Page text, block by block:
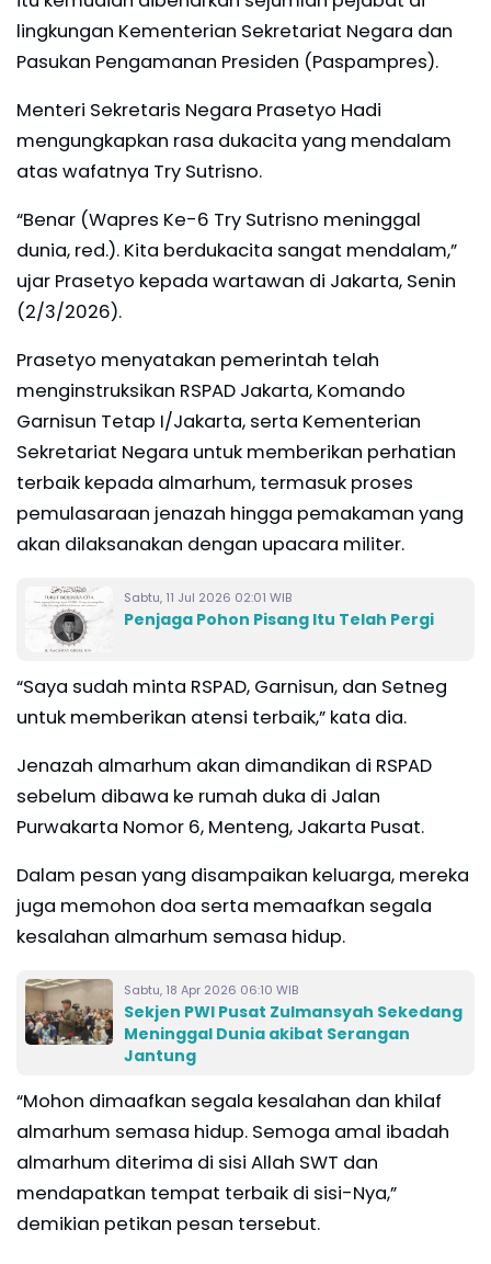
lingkungan Kementerian Sekretariat Negara dan
Pasukan Pengamanan Presiden (Paspampres).
Menteri Sekretaris Negara Prasetyo Hadi
mengungkapkan rasa dukacita yang mendalam
atas wafatnya Try Sutrisno.
“Benar (Wapres Ke-6 Try Sutrisno meninggal
dunia, red.). Kita berdukacita sangat mendalam,”
ujar Prasetyo kepada wartawan di Jakarta, Senin
(2/3/2026).
Prasetyo menyatakan pemerintah telah
menginstruksikan RSPAD Jakarta, Komando
Garnisun Tetap I/Jakarta, serta Kementerian
Sekretariat Negara untuk memberikan perhatian
terbaik kepada almarhum, termasuk proses
pemulasaraan jenazah hingga pemakaman yang
akan dilaksanakan dengan upacara militer.
Sabtu, 11 Jul 2026 02:01 WIB
Penjaga Pohon Pisang Itu Telah Pergi
“Saya sudah minta RSPAD, Garnisun, dan Setneg
untuk memberikan atensi terbaik,” kata dia.
Jenazah almarhum akan dimandikan di RSPAD
sebelum dibawa ke rumah duka di Jalan
Purwakarta Nomor 6, Menteng, Jakarta Pusat.
Dalam pesan yang disampaikan keluarga, mereka
juga memohon doa serta memaafkan segala
kesalahan almarhum semasa hidup.
Sabtu, 18 Apr 2026 06:10 WIB
Sekjen PWI Pusat Zulmansyah Sekedang
Meninggal Dunia akibat Serangan
Jantung
“Mohon dimaafkan segala kesalahan dan khilaf
almarhum semasa hidup. Semoga amal ibadah
almarhum diterima di sisi Allah SWT dan
mendapatkan tempat terbaik di sisi-Nya,”
demikian petikan pesan tersebut.